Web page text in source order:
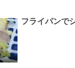
フライパンで